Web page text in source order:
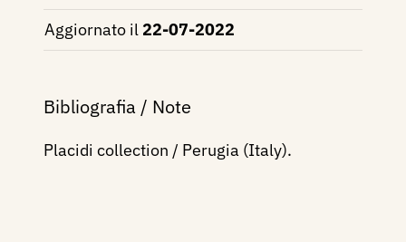
Aggiornato il 22-07-2022
Bibliografia / Note
Placidi collection / Perugia (Italy).